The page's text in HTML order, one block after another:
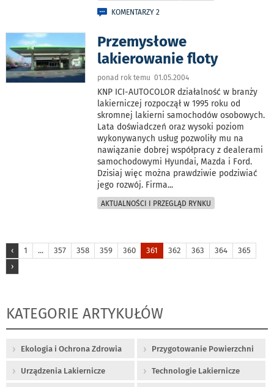
KOMENTARZY 2
Przemysłowe
lakierowanie floty
ponad rok temu 01.05.2004
KNP ICI-AUTOCOLOR działalność w branży
lakierniczej rozpoczął w 1995 roku od
skromnej lakierni samochodów osobowych.
Lata doświadczeń oraz wysoki poziom
wykonywanych usług pozwoliły mu na
nawiązanie dobrej współpracy z dealerami
samochodowymi Hyundai, Mazda i Ford.
Dzisiaj więc można prawdziwie podziwiać
jego rozwój. Firma...
AKTUALNOŚCI I PRZEGLĄD RYNKU
‹ 1 ... 357 358 359 360 361 362 363 364
365
›
KATEGORIE ARTYKUŁÓW
Ekologia i Ochrona Zdrowia Przygotowanie Powierzchni
Urządzenia Lakiernicze Technologie Lakiernicze